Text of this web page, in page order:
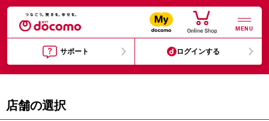
MENU
サポート ログインする
店舗の選択